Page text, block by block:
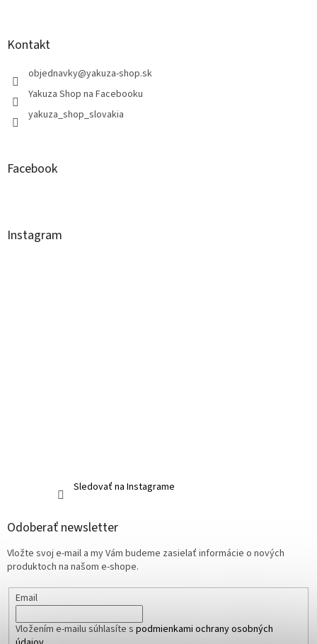
Kontakt
objednavky@yakuza-shop.sk
Yakuza Shop na Facebooku
yakuza_shop_slovakia
Facebook
Instagram
Sledovať na Instagrame
Odoberať newsletter
Vložte svoj e-mail a my Vám budeme zasielať informácie o nových
produktoch na našom e-shope.
Email
Vložením e-mailu súhlasíte s podmienkami ochrany osobných